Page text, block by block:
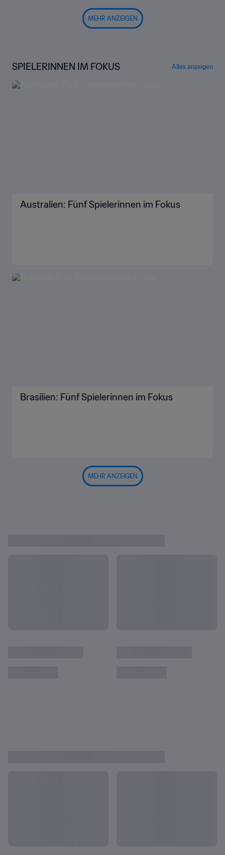
MEHR ANZEIGEN
SPIELERINNEN IM FOKUS Alles anzeigen
Australien: Fünf Spielerinnen im Fokus
Brasilien: Fünf Spielerinnen im Fokus
MEHR ANZEIGEN